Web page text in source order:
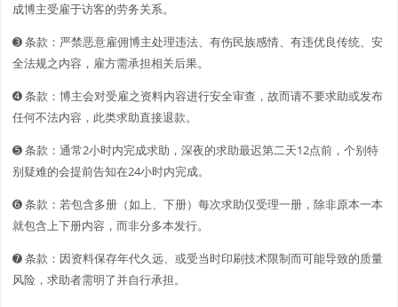
成博主受雇于访客的劳务关系。
➌ 条款：严禁恶意雇佣博主处理违法、有伤民族感情、有违优良传统、安
全法规之内容，雇方需承担相关后果。
➍ 条款：博主会对受雇之资料内容进行安全审查，故而请不要求助或发布
任何不法内容，此类求助直接退款。
➎ 条款：通常2小时内完成求助，深夜的求助最迟第二天12点前，个别特
别疑难的会提前告知在24小时内完成。
➏ 条款：若包含多册（如上、下册）每次求助仅受理一册，除非原本一本
就包含上下册内容，而非分多本发行。
➐ 条款：因资料保存年代久远、或受当时印刷技术限制而可能导致的质量
风险，求助者需明了并自行承担。